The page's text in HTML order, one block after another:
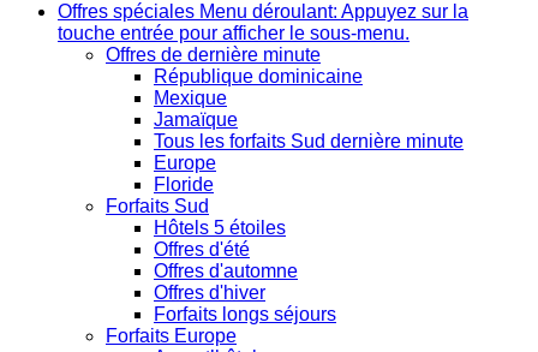
Offres spéciales Menu déroulant: Appuyez sur la
touche entrée pour afficher le sous-menu.
Offres de dernière minute
République dominicaine
Mexique
Jamaïque
Tous les forfaits Sud dernière minute
Europe
Floride
Forfaits Sud
Hôtels 5 étoiles
Offres d'été
Offres d'automne
Offres d'hiver
Forfaits longs séjours
Forfaits Europe